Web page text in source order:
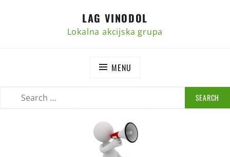
LAG VINODOL
Lokalna akcijska grupa
MENU